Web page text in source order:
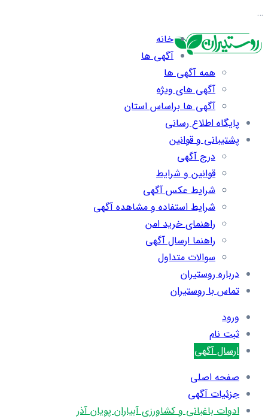
…
خانه
آگهی ها
همه آگهی ها
آگهی های ویژه
آگهی ها براساس استان
پایگاه اطلاع رسانی
پشتیبانی و قوانین
درج آگهی
قوانین و شرایط
شرایط عکس آگهی
شرایط استفاده و مشاهده آگهی
راهنمای خرید امن
راهنما ارسال آگهی
سوالات متداول
درباره روستیران
تماس با روستیران
ورود
ثبت نام
ارسال آگهی
صفحه اصلی
جزئیات آگهی
ادوات باغبانی و کشاورزی آبیاران پویان آذر